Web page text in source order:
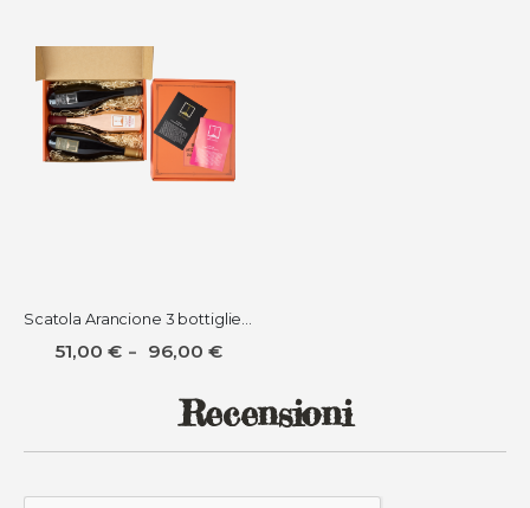
Recensioni
Scatola Arancione 3 bottiglie da 0,75 lt e fino a 3 Gelatine
51,00 € 96,00 €